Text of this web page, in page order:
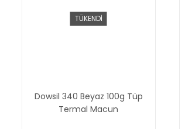
TÜKENDİ
Dowsil 340 Beyaz 100g Tüp
Termal Macun